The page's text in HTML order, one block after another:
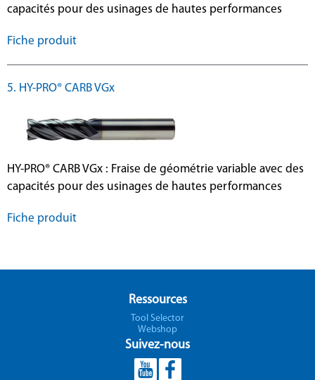
capacités pour des usinages de hautes performances
Fiche produit
5. HY-PRO® CARB VGx
HY-PRO® CARB VGx : Fraise de géométrie variable avec des
capacités pour des usinages de hautes performances
Fiche produit
Ressources
Tool Selector
Webshop
Suivez-nous